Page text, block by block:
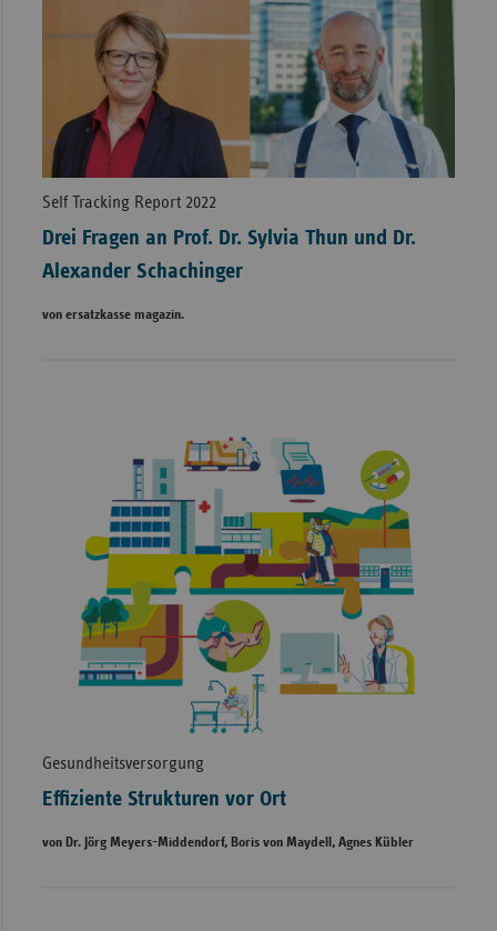
Self Tracking Report 2022
Drei Fragen an Prof. Dr. Sylvia Thun und Dr.
Alexander Schachinger
von ersatzkasse magazin.
Gesundheitsversorgung
Effiziente Strukturen vor Ort
von Dr. Jörg Meyers-Middendorf, Boris von Maydell, Agnes Kübler